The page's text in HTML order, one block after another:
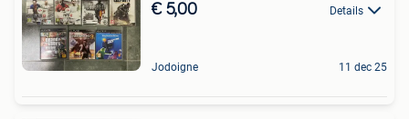
€ 5,00 Details
Jodoigne 11 dec 25